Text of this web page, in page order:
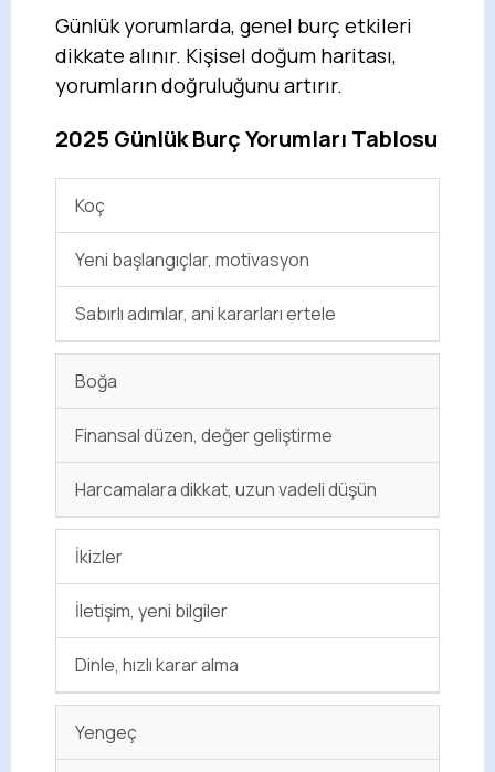
Günlük yorumlarda, genel burç etkileri
dikkate alınır. Kişisel doğum haritası,
yorumların doğruluğunu artırır.
2025 Günlük Burç Yorumları Tablosu
Koç
Yeni başlangıçlar, motivasyon
Sabırlı adımlar, ani kararları ertele
Boğa
Finansal düzen, değer geliştirme
Harcamalara dikkat, uzun vadeli düşün
İkizler
İletişim, yeni bilgiler
Dinle, hızlı karar alma
Yengeç